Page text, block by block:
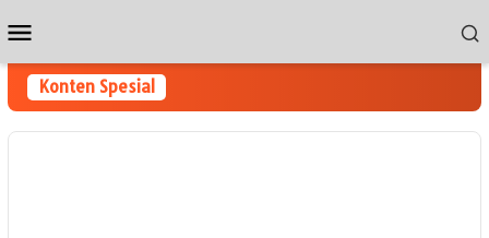
ke
kontenMobile
Konten Spesial